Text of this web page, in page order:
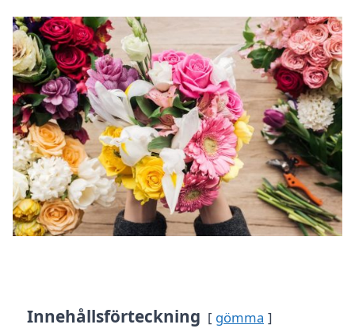
Innehållsförteckning gömma